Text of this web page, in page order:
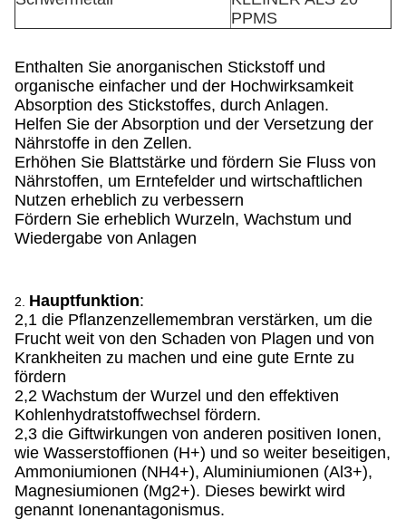
PPMS
Enthalten Sie anorganischen Stickstoff und
organische einfacher und der Hochwirksamkeit
Absorption des Stickstoffes, durch Anlagen.
Helfen Sie der Absorption und der Versetzung der
Nährstoffe in den Zellen.
Erhöhen Sie Blattstärke und fördern Sie Fluss von
Nährstoffen, um Erntefelder und wirtschaftlichen
Nutzen erheblich zu verbessern
Fördern Sie erheblich Wurzeln, Wachstum und
Wiedergabe von Anlagen
2. Hauptfunktion:
2,1 die Pflanzenzellemembran verstärken, um die
Frucht weit von den Schaden von Plagen und von
Krankheiten zu machen und eine gute Ernte zu
fördern
2,2 Wachstum der Wurzel und den effektiven
Kohlenhydratstoffwechsel fördern.
2,3 die Giftwirkungen von anderen positiven Ionen,
wie Wasserstoffionen (H+) und so weiter beseitigen,
Ammoniumionen (NH4+), Aluminiumionen (Al3+),
Magnesiumionen (Mg2+). Dieses bewirkt wird
genannt Ionenantagonismus.